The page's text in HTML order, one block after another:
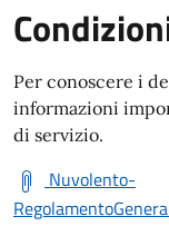
Per conoscere i
informazioni
di servizio.
Nuvolento-